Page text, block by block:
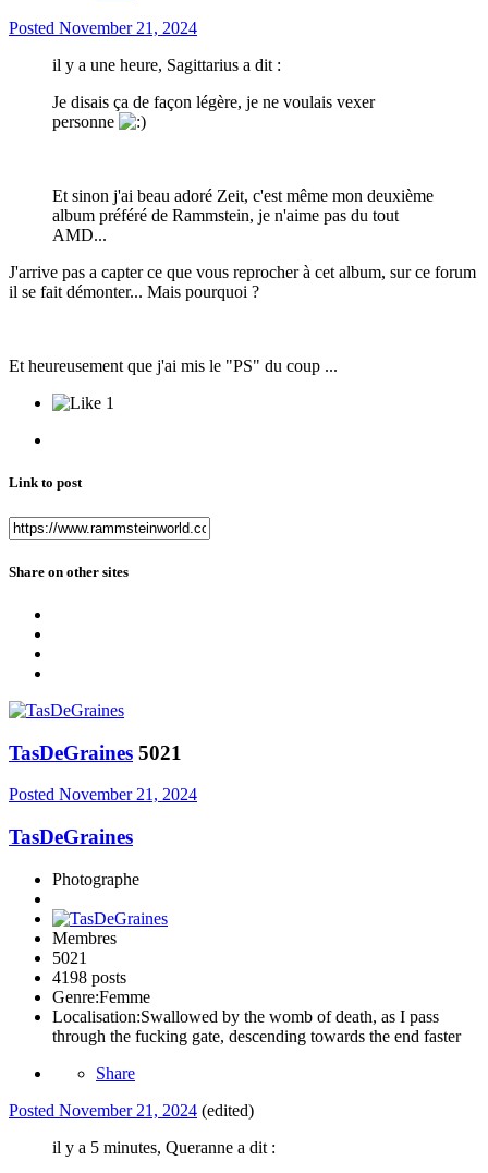
Posted November 21, 2024
il y a une heure, Sagittarius a dit :
Je disais ça de façon légère, je ne voulais vexer
personne
Et sinon j'ai beau adoré Zeit, c'est même mon deuxième
album préféré de Rammstein, je n'aime pas du tout
AMD...
J'arrive pas a capter ce que vous reprocher à cet album, sur ce forum
il se fait démonter... Mais pourquoi ?
Et heureusement que j'ai mis le "PS" du coup ...
1
Link to post
Share on other sites
TasDeGraines 5021
Posted November 21, 2024
TasDeGraines
Photographe
Membres
5021
4198 posts
Genre:Femme
Localisation:Swallowed by the womb of death, as I pass
through the fucking gate, descending towards the end faster
Share
Posted November 21, 2024 (edited)
il y a 5 minutes, Queranne a dit :